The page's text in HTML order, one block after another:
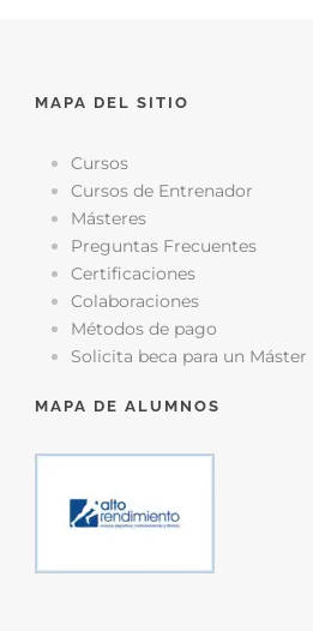
MAPA DEL SITIO
Cursos
Cursos de Entrenador
Másteres
Preguntas Frecuentes
Certificaciones
Colaboraciones
Métodos de pago
Solicita beca para un Máster
MAPA DE ALUMNOS